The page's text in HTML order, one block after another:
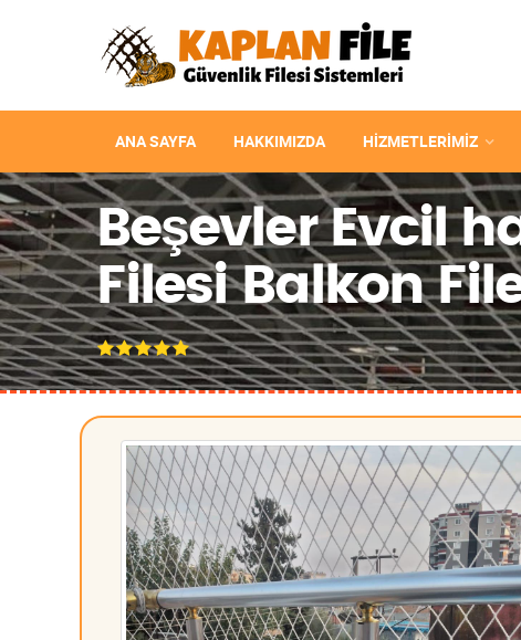
ANA SAYFA HAKKIMIZDA HIZMETLERIMIZ
Beşevler Evcil
Filesi Balkon